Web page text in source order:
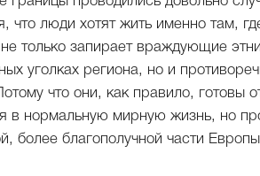
что люди хотят жить именно там,
только запирает враждующие
уголках региона, но и
что они, как правило, готовы
в нормальную мирную жизнь, но
более благополучной части